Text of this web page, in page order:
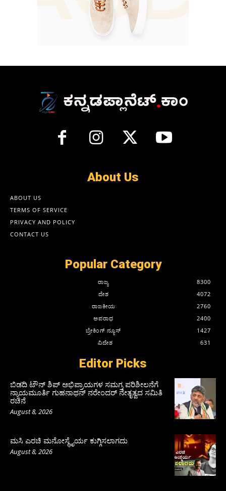
About Us
ABOUT US
TERMS OF SERVICE
PRIVACY AND POLICY
CONTACT US
Popular Category
ರಾಜ್ಯ
8300
ದೇಶ
4072
ರಾಜಕೀಯ
2760
ಅಪರಾಧ
2400
ಬ್ರೇಕಿಂಗ್ ನ್ಯೂಸ್
1427
ವಿದೇಶ
631
Editor Picks
ಬಿಡದಿ ಟೌನ್ ಶಿಪ್ ಅಭಿಪ್ರಾಯಗಳ ಸಮಗ್ರ ಪರಿಶೀಲನೆಗೆ
ನ್ಯಾಯಮೂರ್ತಿ ಗುಹನಾಥನ್ ನರೇಂದರ್ ನೇತೃತ್ವದ ಸಮಿತಿ
ರಚನೆ
August 8, 2026
ಮಸಿ ಎರಚಿ ಮನೋಸ್ಥೈರ್ಯ ಕುಗ್ಗಿಸಲಾಗದು
August 8, 2026